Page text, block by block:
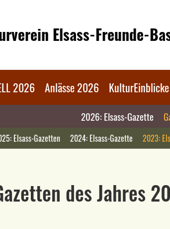
Elsass-Freunde-
2026 Anlässe 2026 KulturEinblicke
2026: Elsass-Gazette
Elsass-Gazetten 2024: Elsass-Gazette 2023:
des Jahres